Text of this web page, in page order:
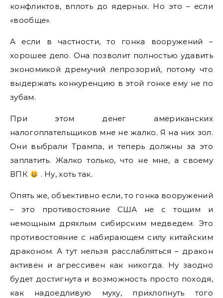
конфликтов, вплоть до ядерных. Но это – если
«вообще».
А если в частности, то гонка вооружений –
хорошее дело. Она позволит полностью удавить
экономикой дремучий лепрозорий, потому что
выдержать конкуренцию в этой гонке ему не по
зубам.
При этом денег американских
налогоплательщиков мне не жалко. Я на них зол.
Они выбрали Трампа, и теперь должны за это
заплатить. Жалко только, что не мне, а своему
ВПК
. Ну, хоть так.
Опять же, объективно если, то гонка вооружений
– это противостояние США не с тощим и
немощным дряхлым сибирским медведем. Это
противостояние с набирающем силу китайским
драконом. А тут нельзя расслабляться – дракон
активен и агрессивен как никогда. Ну заодно
будет достигнута и возможность просто походя,
как надоедливую муху, прихлопнуть того